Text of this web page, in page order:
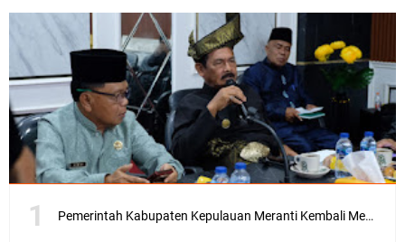
Pemerintah Kabupaten Kepulauan Meranti Kembali Merombak 3 Pejabat Eselon III. A Serta III. B